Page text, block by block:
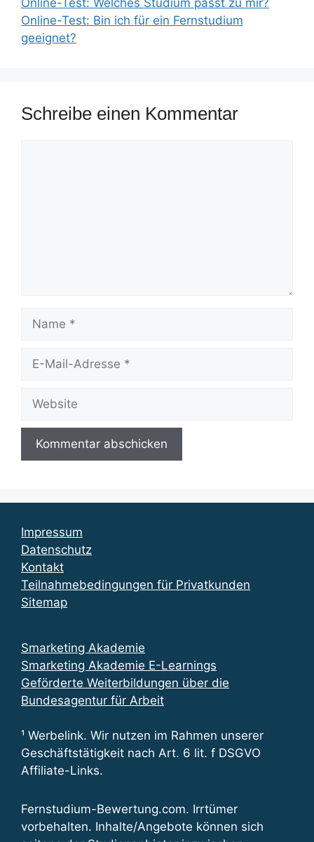
Online-Test: Bin ich für ein Fernstudium
geeignet?
Schreibe einen Kommentar
Mail-
Impressum
Datenschutz
Kontakt
Teilnahmebedingungen für Privatkunden
Sitemap
Smarketing Akademie
Smarketing Akademie E-Learnings
Geförderte Weiterbildungen über die
Bundesagentur für Arbeit
¹ Werbelink. Wir nutzen im Rahmen unserer
Geschäftstätigkeit nach Art. 6 lit. f DSGVO
Affiliate-Links.
Fernstudium-Bewertung.com. Irrtümer
vorbehalten. Inhalte/Angebote können sich